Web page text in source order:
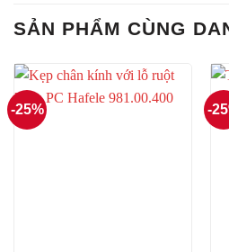
SẢN PHẨM CÙNG
-25% -